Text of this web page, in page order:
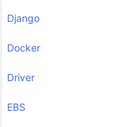
Django
Docker
Driver
EBS